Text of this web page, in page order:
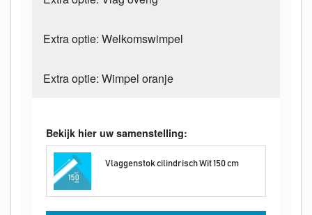
Extra optie: Welkomswimpel
Extra optie: Wimpel oranje
Bekijk hier uw samenstelling:
Vlaggenstok cilindrisch Wit 150 cm